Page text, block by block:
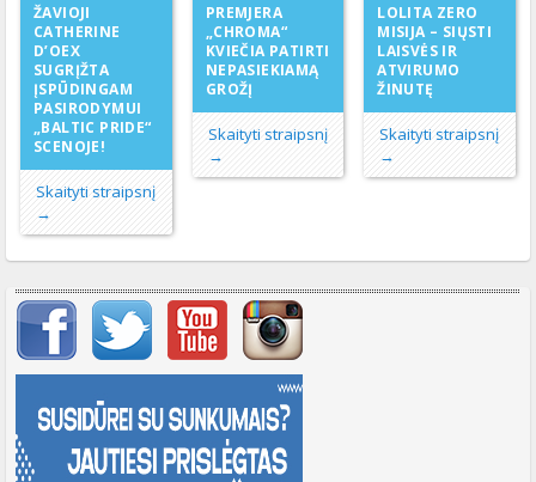
ŽAVIOJI
CATHERINE
D’OEX
SUGRĮŽTA
ĮSPŪDINGAM
PASIRODYMUI
„BALTIC PRIDE“
SCENOJE!
Skaityti straipsnį
→
PREMJERA
„CHROMA“
KVIEČIA PATIRTI
NEPASIEKIAMĄ
GROŽĮ
Skaityti straipsnį
→
LOLITA ZERO
MISIJA – SIŲSTI
LAISVĖS IR
ATVIRUMO
ŽINUTĘ
Skaityti straipsnį
→
Svarbių įrašų meniu